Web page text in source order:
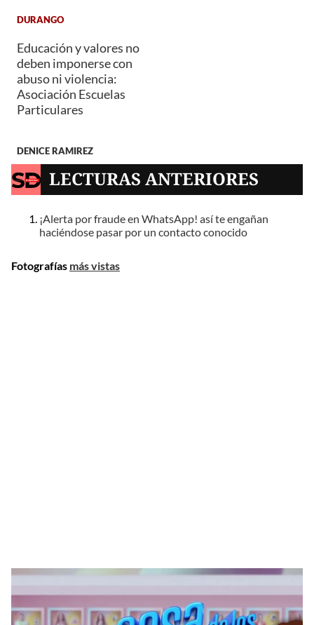
DURANGO
Educación y valores no
deben imponerse con
abuso ni violencia:
Asociación Escuelas
Particulares
DENICE RAMIREZ
LECTURAS ANTERIORES
¡Alerta por fraude en WhatsApp! así te engañan
haciéndose pasar por un contacto conocido
Fotografías más vistas